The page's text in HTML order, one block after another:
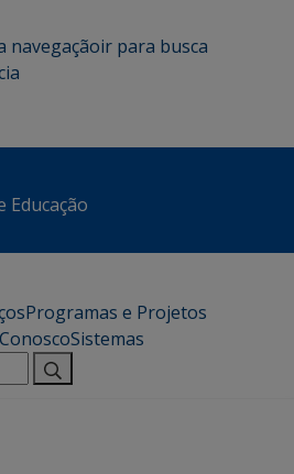
navegaçãoir para busca
Educação
Programas e Projetos
Sistemas